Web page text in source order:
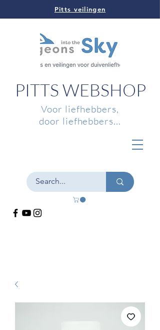
Pitts veilingen
PITTS WEBSHOP
Voor liefhebbers,
door liefhebbers...